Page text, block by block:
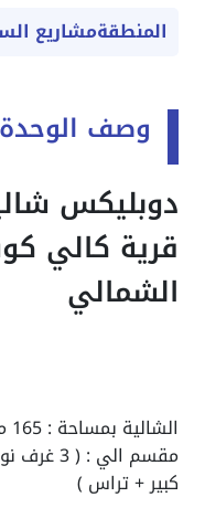
المنطقةمشاريع
وصف الوحدة
قرية كالي
الشمالي
الشالية بمساحة : 165 متر
كبير + تراس )